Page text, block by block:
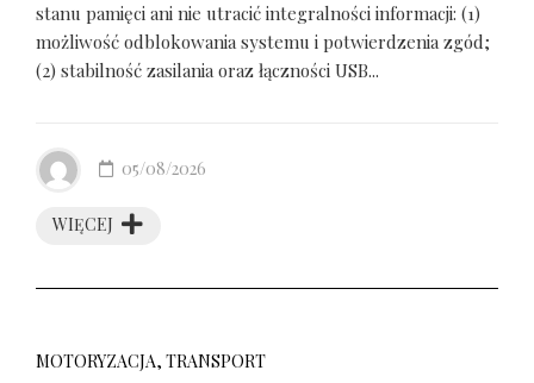
stanu pamięci ani nie utracić integralności informacji: (1)
możliwość odblokowania systemu i potwierdzenia zgód;
(2) stabilność zasilania oraz łączności USB...
WIĘCEJ
05/08/2026
MOTORYZACJA, TRANSPORT